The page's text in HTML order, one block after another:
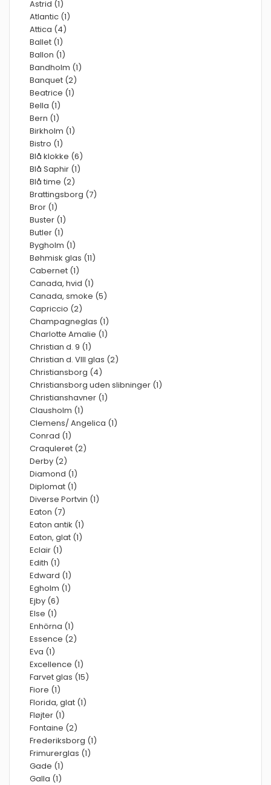
Astrid (1)
Atlantic (1)
Attica (4)
Ballet (1)
Ballon (1)
Bandholm (1)
Banquet (2)
Beatrice (1)
Bella (1)
Bern (1)
Birkholm (1)
Bistro (1)
Blå klokke (6)
Blå Saphir (1)
Blå time (2)
Brattingsborg (7)
Bror (1)
Buster (1)
Butler (1)
Bygholm (1)
Bøhmisk glas (11)
Cabernet (1)
Canada, hvid (1)
Canada, smoke (5)
Capriccio (2)
Champagneglas (1)
Charlotte Amalie (1)
Christian d. 9 (1)
Christian d. VIII glas (2)
Christiansborg (4)
Christiansborg uden slibninger (1)
Christianshavner (1)
Clausholm (1)
Clemens/ Angelica (1)
Conrad (1)
Craquleret (2)
Derby (2)
Diamond (1)
Diplomat (1)
Diverse Portvin (1)
Eaton (7)
Eaton antik (1)
Eaton, glat (1)
Eclair (1)
Edith (1)
Edward (1)
Egholm (1)
Ejby (6)
Else (1)
Enhörna (1)
Essence (2)
Eva (1)
Excellence (1)
Farvet glas (15)
Fiore (1)
Florida, glat (1)
Fløjter (1)
Fontaine (2)
Frederiksborg (1)
Frimurerglas (1)
Gade (1)
Galla (1)